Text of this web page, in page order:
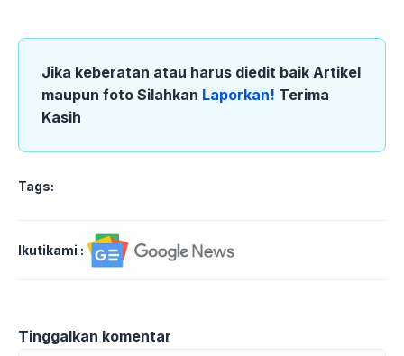
Jika keberatan atau harus diedit baik Artikel
maupun foto Silahkan Laporkan! Terima
Kasih
Tags:
Ikutikami :
Tinggalkan komentar